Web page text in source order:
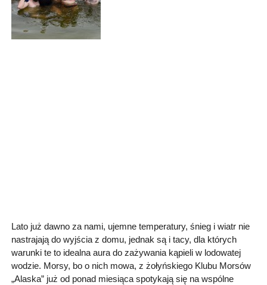
Lato już dawno za nami, ujemne temperatury, śnieg i wiatr nie
nastrajają do wyjścia z domu, jednak są i tacy, dla których
warunki te to idealna aura do zażywania kąpieli w lodowatej
wodzie. Morsy, bo o nich mowa, z żołyńskiego Klubu Morsów
„Alaska” już od ponad miesiąca spotykają się na wspólne